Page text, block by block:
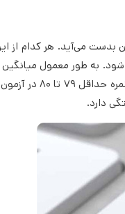
و شنیدن بدست می‌آید. هر کدام
در نظر گرفته می‌شود. به طور معمول
تافل برای شرکت کنندگان این آزمون ۸۵ تا ۹۵ است. که برای ورود به
دارد.